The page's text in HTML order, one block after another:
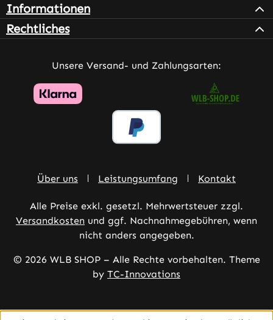
Informationen
Rechtliches
Unsere Versand- und Zahlungsarten:
Über uns Leistungsumfang Kontakt
Alle Preise exkl. gesetzl. Mehrwertsteuer zzgl.
Versandkosten und ggf. Nachnahmegebühren, wenn
nicht anders angegeben.
© 2026 WLB SHOP – Alle Rechte vorbehalten. Theme
by TC-Innovations